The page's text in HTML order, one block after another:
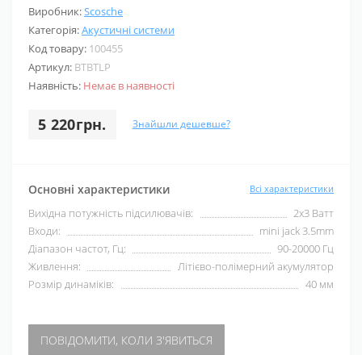
Виробник:Scosche
Категорія:Акустичні системи
Код товару: 100455
Артикул: BTBTLP
Наявність: Немає в наявності
5 220грн. Знайшли дешевше?
Основні характеристики Всі характеристики
Вихідна потужність підсилювачів:
2x3 Ватт
Входи:
mini jack 3.5mm
Діапазон частот, Гц:
90-20000 Гц
Живлення:
Літієво-полімерний акумулятор
Розмір динаміків:
40 мм
ПОВІДОМИТИ, КОЛИ З'ЯВИТЬСЯ